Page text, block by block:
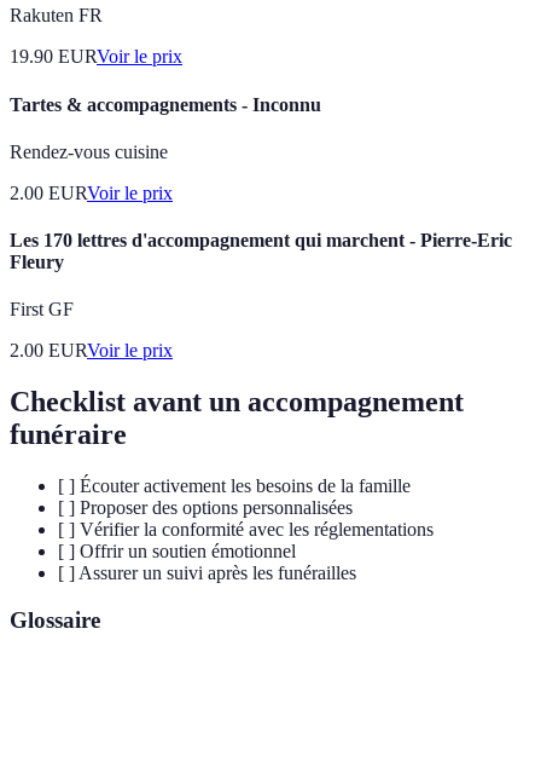
Rakuten FR
19.90 EURVoir le prix
Tartes & accompagnements - Inconnu
Rendez-vous cuisine
2.00 EURVoir le prix
Les 170 lettres d'accompagnement qui marchent - Pierre-Eric
Fleury
First GF
2.00 EURVoir le prix
Checklist avant un accompagnement
funéraire
[ ] Écouter activement les besoins de la famille
[ ] Proposer des options personnalisées
[ ] Vérifier la conformité avec les réglementations
[ ] Offrir un soutien émotionnel
[ ] Assurer un suivi après les funérailles
Glossaire